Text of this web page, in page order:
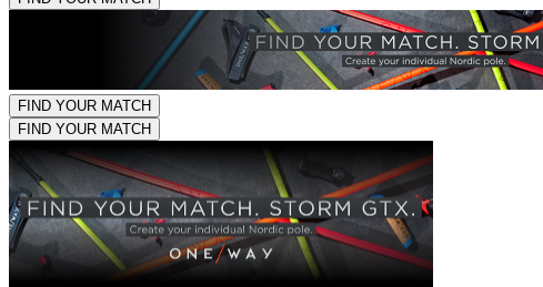
FIND YOUR MATCH
FIND YOUR MATCH